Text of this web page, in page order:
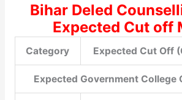
Bihar Deled
Expected Cut off
Category Expected Cut Off
Expected Government College